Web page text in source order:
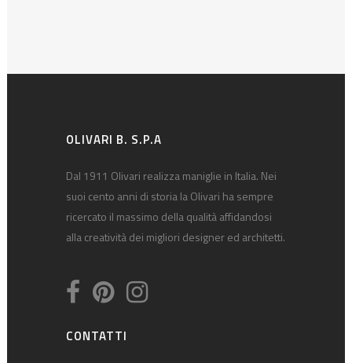
OLIVARI B. S.P.A
Dal 1911 Olivari realizza maniglie in Italia. Nei
suoi cento anni di storia la Olivari ha sempre
ricercato il massimo della qualità affidandosi
alla creatività dei migliori designer ed architetti.
CONTATTI